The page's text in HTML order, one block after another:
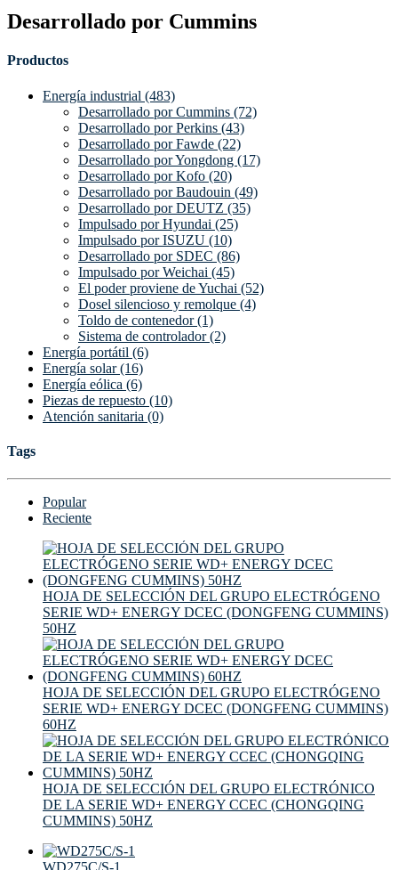
Desarrollado por Cummins
Productos
Energía industrial (483)
Desarrollado por Cummins (72)
Desarrollado por Perkins (43)
Desarrollado por Fawde (22)
Desarrollado por Yongdong (17)
Desarrollado por Kofo (20)
Desarrollado por Baudouin (49)
Desarrollado por DEUTZ (35)
Impulsado por Hyundai (25)
Impulsado por ISUZU (10)
Desarrollado por SDEC (86)
Impulsado por Weichai (45)
El poder proviene de Yuchai (52)
Dosel silencioso y remolque (4)
Toldo de contenedor (1)
Sistema de controlador (2)
Energía portátil (6)
Energía solar (16)
Energía eólica (6)
Piezas de repuesto (10)
Atención sanitaria (0)
Tags
Popular
Reciente
HOJA DE SELECCIÓN DEL GRUPO ELECTRÓGENO
SERIE WD+ ENERGY DCEC (DONGFENG CUMMINS)
50HZ
HOJA DE SELECCIÓN DEL GRUPO ELECTRÓGENO
SERIE WD+ ENERGY DCEC (DONGFENG CUMMINS)
60HZ
HOJA DE SELECCIÓN DEL GRUPO ELECTRÓNICO
DE LA SERIE WD+ ENERGY CCEC (CHONGQING
CUMMINS) 50HZ
WD275C/S-1